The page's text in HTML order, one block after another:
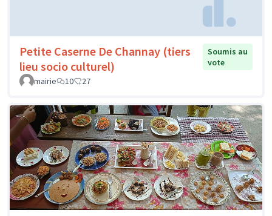
Petite Caserne De Channay (tiers
lieu socio culturel)
Soumis au
vote
mairie
10 27